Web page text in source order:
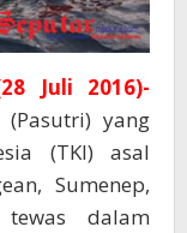
Juli 2016)-
(Pasutri) yang
(TKI) asal
Sumenep,
dalam